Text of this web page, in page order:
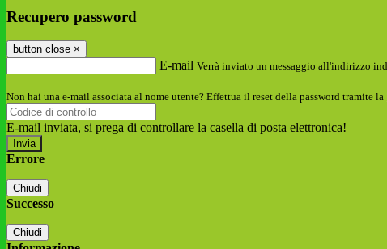
Recupero password
button close ×
E-mail Verrà inviato un messaggio all'indirizzo
Non hai una e-mail associata al nome utente? Effettua il reset della password tramite la
E-mail inviata, si prega di controllare la casella di posta elettronica!
Errore
Chiudi
Successo
Chiudi